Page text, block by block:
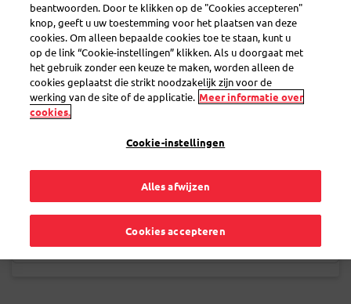
Meetbaar effect op uw ROI
beantwoorden. Door te klikken op de "Cookies accepteren"
knop, geeft u uw toestemming voor het plaatsen van deze
cookies. Om alleen bepaalde cookies toe te staan, kunt u
op de link “Cookie-instellingen” klikken. Als u doorgaat met
het gebruik zonder een keuze te maken, worden alleen de
cookies geplaatst die strikt noodzakelijk zijn voor de
werking van de site of de applicatie. Meer informatie over
cookies.
Cookie-instellingen
Alles afwijzen
Cookies accepteren